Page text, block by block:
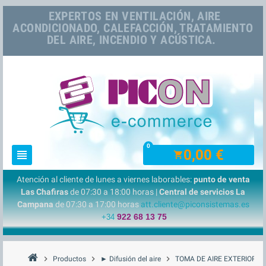
EXPERTOS EN VENTILACIÓN, AIRE
ACONDICIONADO, CALEFACCIÓN, TRATAMIENTO
DEL AIRE, INCENDIO Y ACÚSTICA.
view_headline shopping_cart0,00 €
0
Atención al cliente de lunes a viernes laborables:punto de venta
Las Chafirasde 07:30 a 18:00 horas |Central de servicios La
Campanade 07:30 a 17:00 horasatt.cliente@piconsistemas.es
+34 922 68 13 75
chevron_right Productos chevron_right ► Difusión del aire chevron_right TOMA DE AIRE EXTERIOR